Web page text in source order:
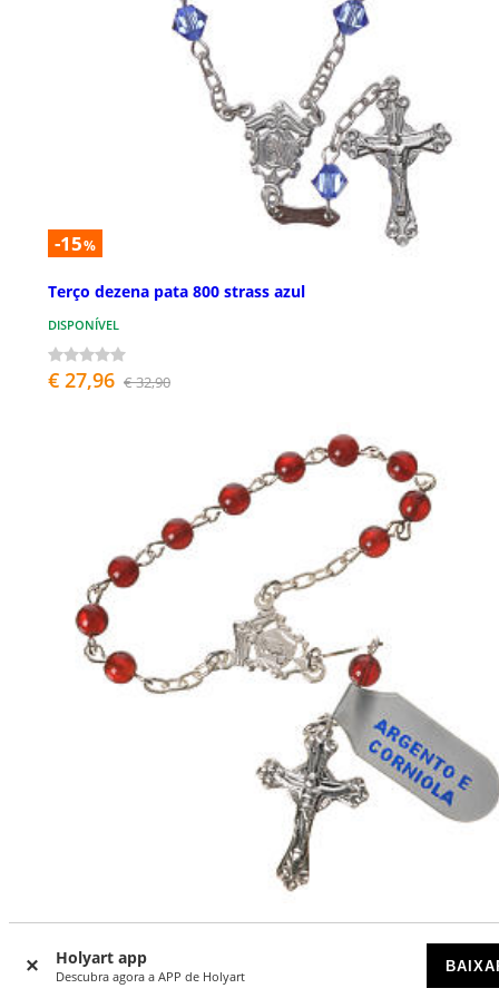
Holyart app
Descubra agora a APP de Holyart
-15%
Terço dezena pata 800 strass azul
DISPONÍVEL
€ 27,96 € 32,90
DISPONÍVEL